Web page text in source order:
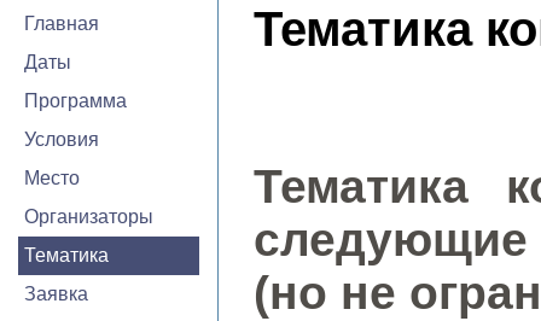
Главная
Даты
Программа
Условия
Место
Организаторы
Тематика
Заявка
Тематика
Тематика
(но не